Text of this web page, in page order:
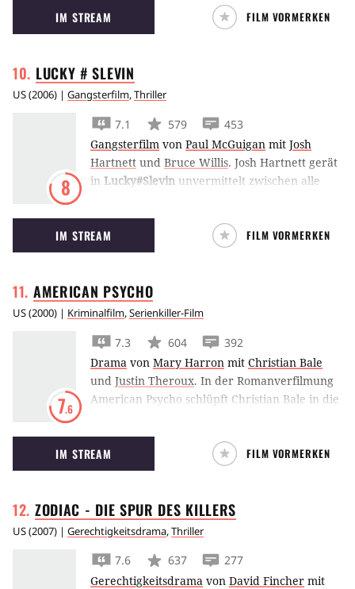
IM STREAM FILM VORMERKEN
LUCKY #SLEVIN
US(2006) | Gangsterfilm,Thriller
8
7.1 579
453
Gangsterfilm von Paul McGuigan mit Josh
Hartnett und Bruce Willis. Josh Hartnett gerät
in Lucky#Slevin unvermittelt zwischen alle
Kingsley, Morgan Freeman und Bruce Willis.
IM STREAM FILM VORMERKEN
AMERICAN PSYCHO
US(2000) | Kriminalfilm,Serienkiller-Film
7.6
7.3 604
392
Drama von Mary Harron mit Christian Bale
und Justin Theroux. In der Romanverfilmung
American Psycho schlüpft Christian Bale in die
New York der 1980er Jahre.
IM STREAM FILM VORMERKEN
ZODIAC - DIE SPUR DES KILLERS
US(2007) | Gerechtigkeitsdrama,Thriller
7.6 637
277
Gerechtigkeitsdrama von David Fincher mit